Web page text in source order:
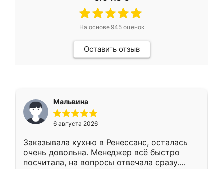
На основе 945оценок
Оставить отзыв
Мальвина
6 августа 2026
Заказывала кухню в Ренессанс, осталась
очень довольна. Менеджер всё быстро
посчитала, на вопросы отвечала сразу.